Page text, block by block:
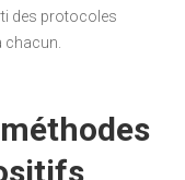
des protocoles
chacun.